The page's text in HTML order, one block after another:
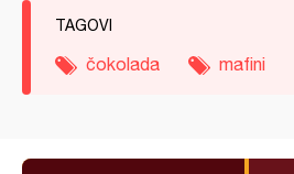
TAGOVI
čokolada mafini